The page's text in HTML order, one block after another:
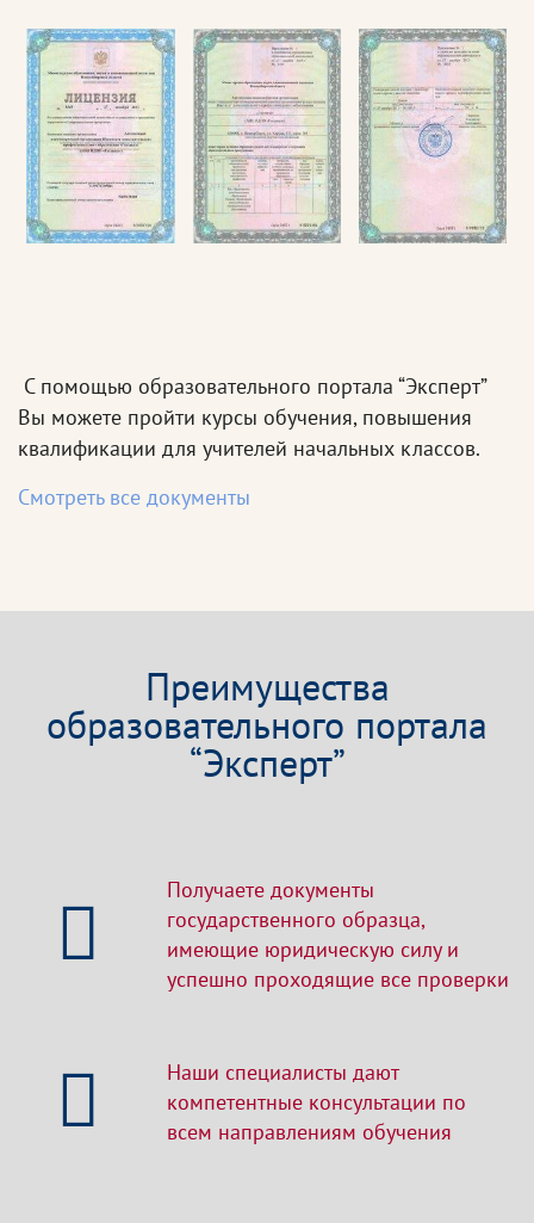
С помощью образовательного портала “Эксперт”
Вы можете пройти курсы обучения, повышения
квалификации для учителей начальных классов.
Смотреть все документы
Преимущества
образовательного портала
“Эксперт”
Получаете документы
государственного образца,
имеющие юридическую силу и
успешно проходящие все проверки
Наши специалисты дают
компетентные консультации по
всем направлениям обучения